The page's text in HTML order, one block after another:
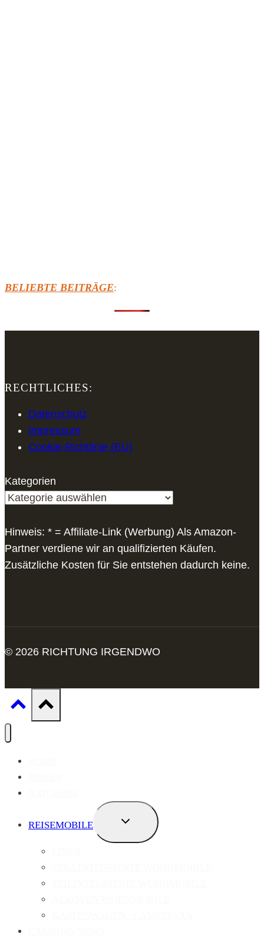
BELIEBTE BEITRÄGE:
RECHTLICHES:
Datenschutz
Impressum
Cookie-Richtlinie (EU)
Kategorien
Hinweis: * = Affiliate-Link (Werbung) Als Amazon-
Partner verdiene wir an qualifizierten Käufen.
Zusätzliche Kosten für Sie entstehen dadurch keine.
© 2026 RICHTUNG IRGENDWO
REISEMOBILE
UNTERMENÜ
UMSCHALTEN